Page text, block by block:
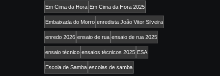
Em Cima da Hora Em Cima da Hora 2025
Embaixada do Morro enredista João Vitor Silveira
enredo 2026 ensaio de rua ensaio de rua 2025
ensaio técnico ensaios técnicos 2025 ESA
Escola de Samba escolas de samba